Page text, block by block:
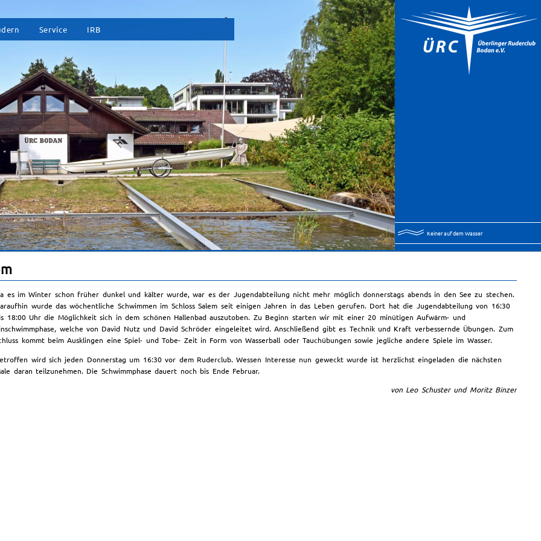
Service IRB
Keiner auf dem Wasser
es im Winter schon früher dunkel und kälter wurde, war es der Jugendabteilung nicht mehr möglich donnerstags abends in den See zu stechen.
wurde das wöchentliche Schwimmen im Schloss Salem seit einigen Jahren in das Leben gerufen. Dort hat die Jugendabteilung von 16:30
18:00 Uhr die Möglichkeit sich in dem schönen Hallenbad auszutoben. Zu Beginn starten wir mit einer 20 minütigen Aufwärm- und
welche von David Nutz und David Schröder eingeleitet wird. Anschließend gibt es Technik und Kraft verbessernde Übungen. Zum
kommt beim Ausklingen eine Spiel- und Tobe- Zeit in Form von Wasserball oder Tauchübungen sowie jegliche andere Spiele im Wasser.
wird sich jeden Donnerstag um 16:30 vor dem Ruderclub. Wessen Interesse nun geweckt wurde ist herzlichst eingeladen die nächsten
daran teilzunehmen. Die Schwimmphase dauert noch bis Ende Februar.
von Leo Schuster und Moritz Binzer